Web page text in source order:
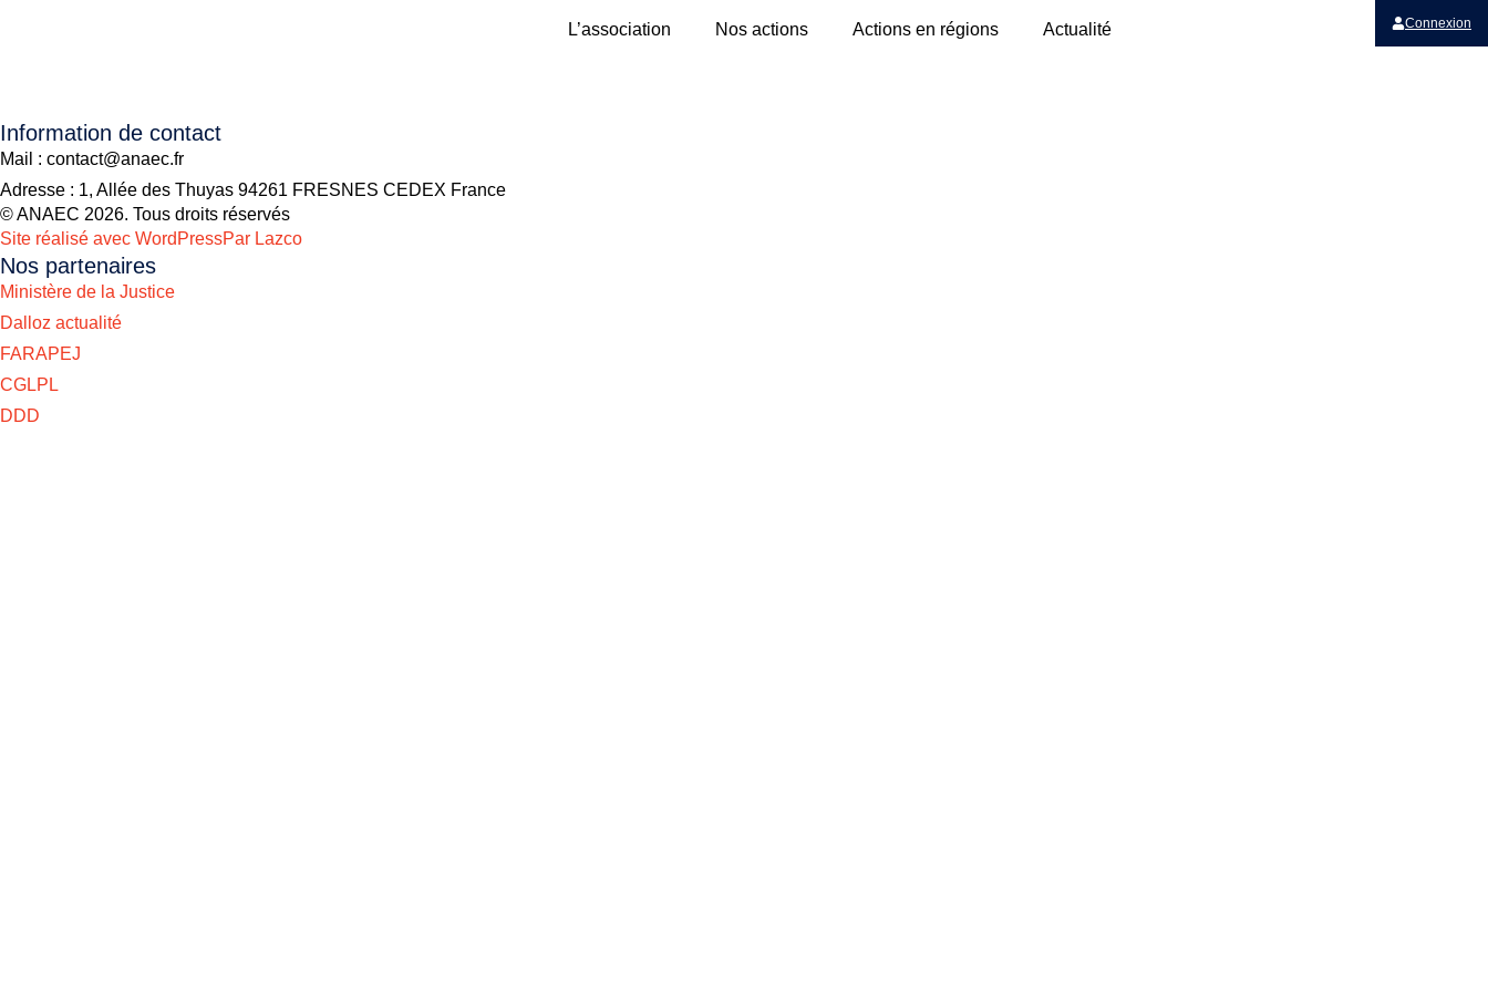
L’association Nos actions Actions en régions Actualité Connexion
Information de contact
Mail : contact@anaec.fr
Adresse : 1, Allée des Thuyas 94261 FRESNES CEDEX France
© ANAEC 2026. Tous droits réservés
Site réalisé avec WordPressPar Lazco
Nos partenaires
Ministère de la Justice
Dalloz actualité
FARAPEJ
CGLPL
DDD